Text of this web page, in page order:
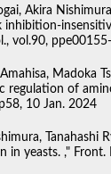
Akira
inhibition-
vol.90,
Madoka
regulation of
10 Jan. 2024
Tanahashi
in yeasts. ,"